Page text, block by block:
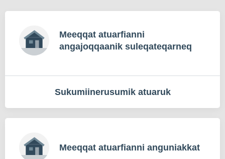
Meeqqat atuarfianni
angajoqqaanik suleqateqarneq
Sukumiinerusumik atuaruk
Meeqqat atuarfianni anguniakkat